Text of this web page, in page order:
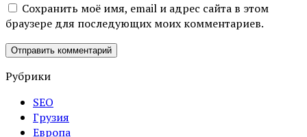
Сохранить моё имя, email и адрес сайта в этом
браузере для последующих моих комментариев.
Рубрики
SEO
Грузия
Европа